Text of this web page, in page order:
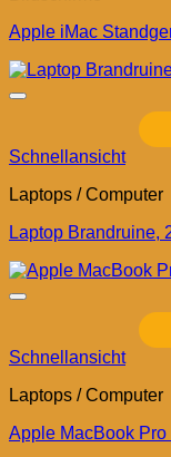
Apple iMac
Schnellansicht
Laptops / Computer
Laptop Brandruine,
Schnellansicht
Laptops / Computer
Apple MacBook Pro